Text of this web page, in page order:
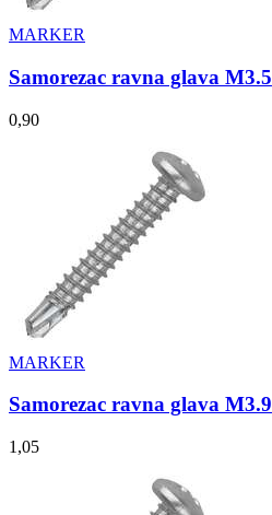
MARKER
Samorezac ravna glava M3.5
0,90
MARKER
Samorezac ravna glava M3.9
1,05